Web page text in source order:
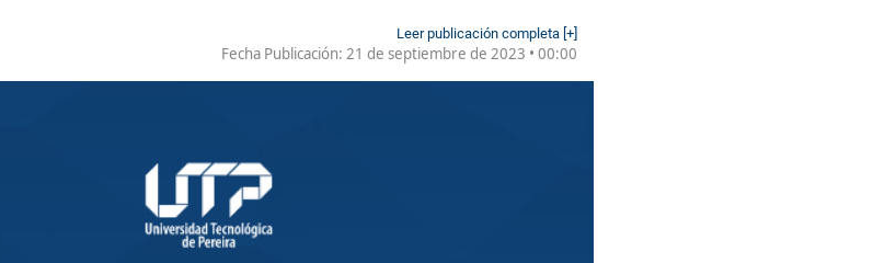
Leer publicación completa [+]
Fecha Publicación: 21 de septiembre de 2023 • 00:00